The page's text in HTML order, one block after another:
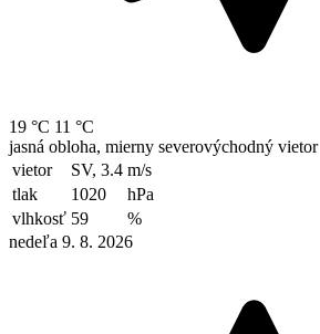
19 °C 11 °C
jasná obloha, mierny severovýchodný vietor
vietor
SV, 3.4 m/s
tlak
1020
hPa
vlhkosť 59
%
nedeľa 9. 8. 2026